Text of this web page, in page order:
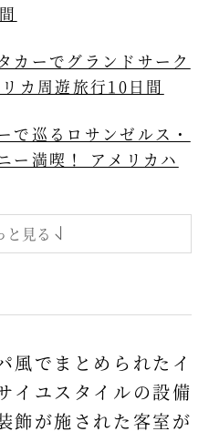
カーでグランドサーク
カ周遊旅行10日間
で巡るロサンゼルス・
ー満喫！ アメリカハ
と見る
風でまとめられたイ
イユスタイルの設備
飾が施された客室が